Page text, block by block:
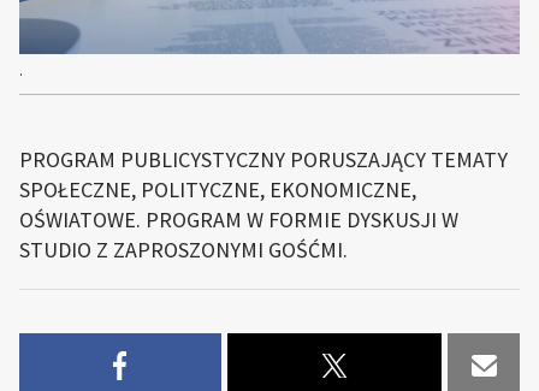
.
PROGRAM PUBLICYSTYCZNY PORUSZAJĄCY TEMATY
SPOŁECZNE, POLITYCZNE, EKONOMICZNE,
OŚWIATOWE. PROGRAM W FORMIE DYSKUSJI W
STUDIO Z ZAPROSZONYMI GOŚĆMI.